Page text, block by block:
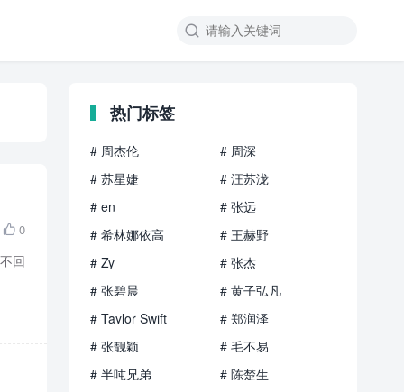

 0
回
热门标签
# 周杰伦
# 周深
# 苏星婕
# 汪苏泷
# en
# 张远
# 希林娜依高
# 王赫野
# Zy
# 张杰
# 张碧晨
# 黄子弘凡
# Taylor Swift
# 郑润泽
# 张靓颖
# 毛不易
# 半吨兄弟
# 陈楚生